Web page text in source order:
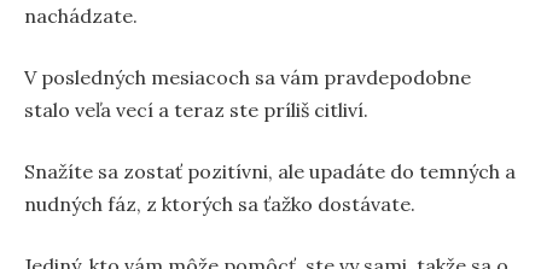
nachádzate.
V posledných mesiacoch sa vám pravdepodobne
stalo veľa vecí a teraz ste príliš citliví.
Snažíte sa zostať pozitívni, ale upadáte do temných a
nudných fáz, z ktorých sa ťažko dostávate.